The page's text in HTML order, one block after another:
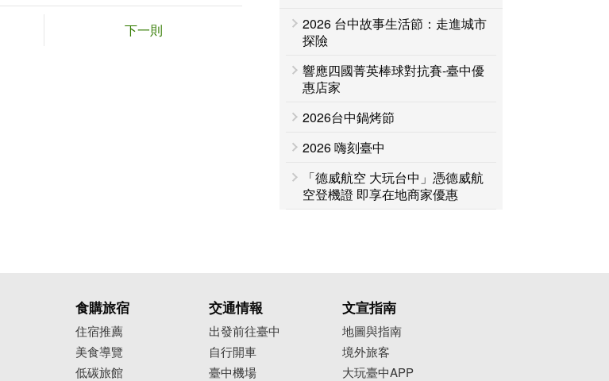
下一則
2026 台中故事生活節：走進城市
探險
響應四國菁英棒球對抗賽-臺中優
惠店家
2026台中鍋烤節
2026 嗨刻臺中
「德威航空 大玩台中」憑德威航
空登機證 即享在地商家優惠
食購旅宿
住宿推薦
美食導覽
低碳旅館
交通情報
出發前往臺中
自行開車
臺中機場
文宣指南
地圖與指南
境外旅客
大玩臺中APP